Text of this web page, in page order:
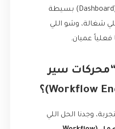
ما كان عنا لوحة تحكم (Dashboard) بسيطة
شغالة، وشو اللي
عميان.
سير
وجدنا الحل اللي